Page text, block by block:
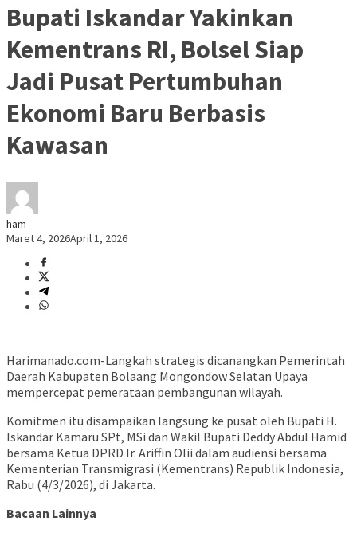
Bupati Iskandar Yakinkan
Kementrans RI, Bolsel Siap
Jadi Pusat Pertumbuhan
Ekonomi Baru Berbasis
Kawasan
ham
Maret 4, 2026April 1, 2026
Harimanado.com-Langkah strategis dicanangkan Pemerintah
Daerah Kabupaten Bolaang Mongondow Selatan Upaya
mempercepat pemerataan pembangunan wilayah.
Komitmen itu disampaikan langsung ke pusat oleh Bupati H.
Iskandar Kamaru SPt, MSi dan Wakil Bupati Deddy Abdul Hamid
bersama Ketua DPRD Ir. Ariffin Olii dalam audiensi bersama
Kementerian Transmigrasi (Kementrans) Republik Indonesia,
Rabu (4/3/2026), di Jakarta.
Bacaan Lainnya